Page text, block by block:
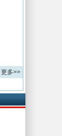
更多>>